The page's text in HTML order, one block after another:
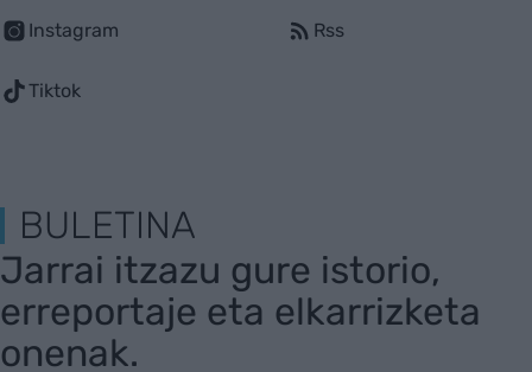
Instagram
Tiktok
Rss
BULETINA
Jarrai itzazu gure istorio,
erreportaje eta elkarrizketa
onenak.